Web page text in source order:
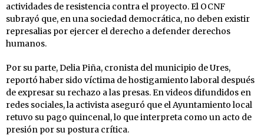
actividades de resistencia contra el proyecto. El OCNF
subrayó que, en una sociedad democrática, no deben existir
represalias por ejercer el derecho a defender derechos
humanos.
Por su parte, Delia Piña, cronista del municipio de Ures,
reportó haber sido víctima de hostigamiento laboral después
de expresar su rechazo a las presas. En videos difundidos en
redes sociales, la activista aseguró que el Ayuntamiento local
retuvo su pago quincenal, lo que interpreta como un acto de
presión por su postura crítica.